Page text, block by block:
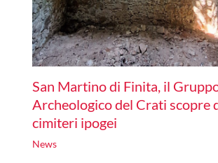
San Martino di Finita, il
Archeologico del Crati scopre
cimiteri ipogei
News